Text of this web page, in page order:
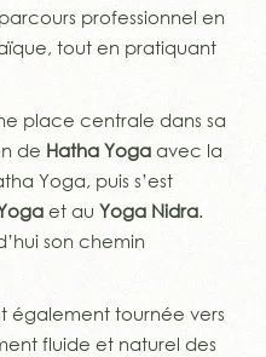
professionnel en
tout en pratiquant
place centrale dans sa
de Hatha Yoga avec la
Yoga, puis s’est
et auYoga Nidra.
son chemin
également tournée vers
fluide et naturel des